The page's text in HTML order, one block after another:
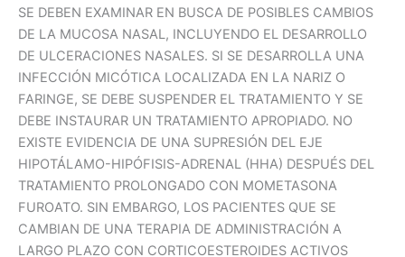
SE DEBEN EXAMINAR EN BUSCA DE POSIBLES CAMBIOS
DE LA MUCOSA NASAL, INCLUYENDO EL DESARROLLO
DE ULCERACIONES NASALES. SI SE DESARROLLA UNA
INFECCIÓN MICÓTICA LOCALIZADA EN LA NARIZ O
FARINGE, SE DEBE SUSPENDER EL TRATAMIENTO Y SE
DEBE INSTAURAR UN TRATAMIENTO APROPIADO. NO
EXISTE EVIDENCIA DE UNA SUPRESIÓN DEL EJE
HIPOTÁLAMO-HIPÓFISIS-ADRENAL (HHA) DESPUÉS DEL
TRATAMIENTO PROLONGADO CON MOMETASONA
FUROATO. SIN EMBARGO, LOS PACIENTES QUE SE
CAMBIAN DE UNA TERAPIA DE ADMINISTRACIÓN A
LARGO PLAZO CON CORTICOESTEROIDES ACTIVOS